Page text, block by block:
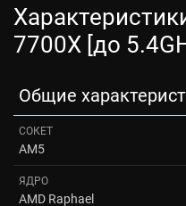
7700X [до
Общие
СОКЕТ
AM5
ЯДРО
AMD Raphael